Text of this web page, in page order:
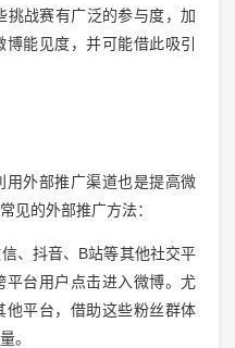
挑战赛有广泛的参与度，加
能见度，并可能借此吸引
用外部推广渠道也是提高微
见的外部推广方法：
、抖音、B站等其他社交平
平台用户点击进入微博。尤
平台，借助这些粉丝群体
。